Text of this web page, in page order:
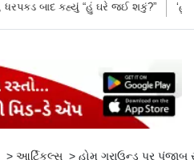
બાબા બાગેશ્વર નથી...’: IIT દિલ્હીમાં
> આર્ટિકલ્સ > હોમ ગ્રાઉન્ડ પર પંજાબ